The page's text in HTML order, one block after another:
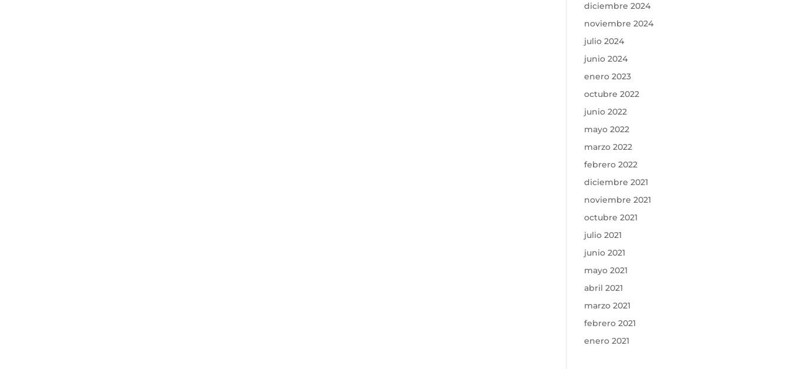
diciembre 2024
noviembre 2024
julio 2024
junio 2024
enero 2023
octubre 2022
junio 2022
mayo 2022
marzo 2022
febrero 2022
diciembre 2021
noviembre 2021
octubre 2021
julio 2021
junio 2021
mayo 2021
abril 2021
marzo 2021
febrero 2021
enero 2021